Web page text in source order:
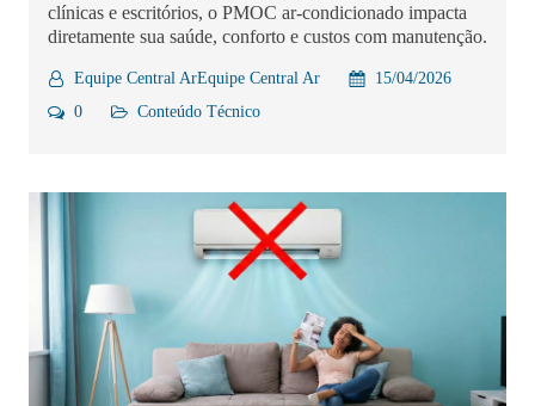
clínicas e escritórios, o PMOC ar-condicionado impacta
diretamente sua saúde, conforto e custos com manutenção.
Equipe Central ArEquipe Central Ar
15/04/2026
0
Conteúdo Técnico